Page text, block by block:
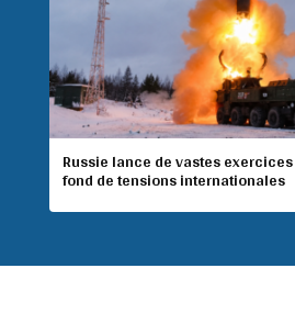
Russie lance de vastes
fond de tensions internationales